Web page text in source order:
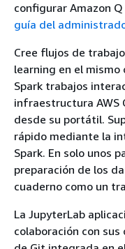
configurar Amazon
guía del
Cree flujos de
learning en el mismo
Spark trabajos
infraestructura AWS
desde su portátil.
rápido mediante la
Spark. En solo unos
preparación de los
cuaderno como un
La JupyterLab
colaboración con